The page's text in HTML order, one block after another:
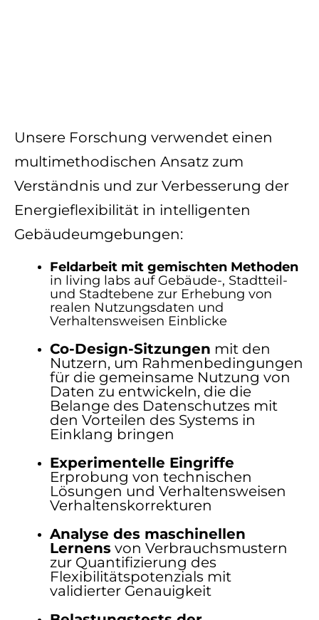
Unsere Forschung verwendet einen
multimethodischen Ansatz zum
Verständnis und zur Verbesserung der
Energieflexibilität in intelligenten
Gebäudeumgebungen:
Feldarbeit mit gemischten Methoden
in living labs auf Gebäude-, Stadtteil-
und Stadtebene zur Erhebung von
realen Nutzungsdaten und
Verhaltensweisen Einblicke
Co-Design-Sitzungen mit den
Nutzern, um Rahmenbedingungen
für die gemeinsame Nutzung von
Daten zu entwickeln, die die
Belange des Datenschutzes mit
den Vorteilen des Systems in
Einklang bringen
Experimentelle Eingriffe
Erprobung von technischen
Lösungen und Verhaltensweisen
Verhaltenskorrekturen
Analyse des maschinellen
Lernens von Verbrauchsmustern
zur Quantifizierung des
Flexibilitätspotenzials mit
validierter Genauigkeit